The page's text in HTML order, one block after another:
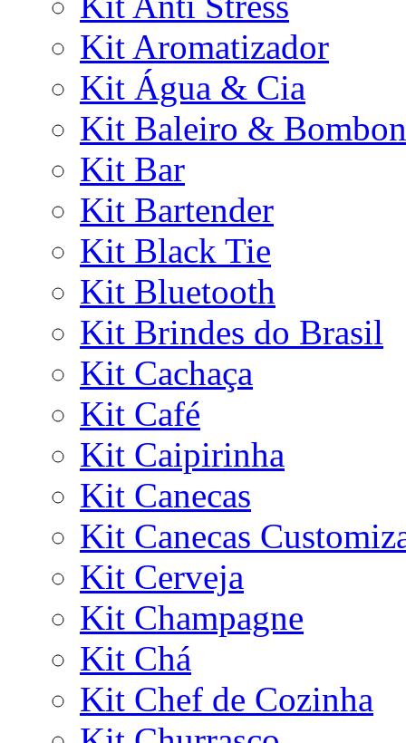
Kit Aromatizador
Kit Água & Cia
Kit Baleiro &
Kit Bar
Kit Bartender
Kit Black Tie
Kit Bluetooth
Kit Brindes do Brasil
Kit Cachaça
Kit Café
Kit Caipirinha
Kit Canecas
Kit Canecas
Kit Cerveja
Kit Champagne
Kit Chá
Kit Chef de Cozinha